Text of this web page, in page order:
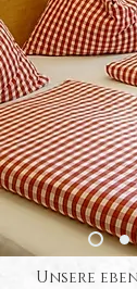
Unsere